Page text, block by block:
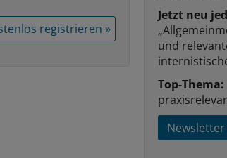
registrieren »
Jetzt neu
und
Top-Thema: